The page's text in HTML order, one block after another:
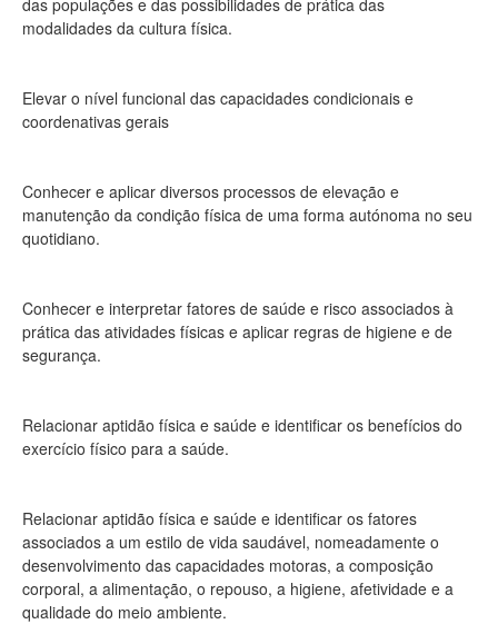
modalidades da cultura física.
Elevar o nível funcional das capacidades condicionais e
coordenativas gerais
Conhecer e aplicar diversos processos de elevação e
manutenção da condição física de uma forma autónoma no seu
quotidiano.
Conhecer e interpretar fatores de saúde e risco associados à
prática das atividades físicas e aplicar regras de higiene e de
segurança.
Relacionar aptidão física e saúde e identificar os benefícios do
exercício físico para a saúde.
Relacionar aptidão física e saúde e identificar os fatores
associados a um estilo de vida saudável, nomeadamente o
desenvolvimento das capacidades motoras, a composição
corporal, a alimentação, o repouso, a higiene, afetividade e a
qualidade do meio ambiente.